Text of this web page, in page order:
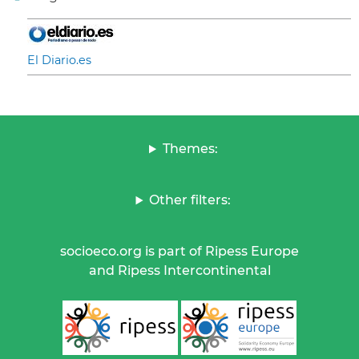
El Diario.es
Themes:
Other filters:
socioeco.org is part of Ripess Europe
and Ripess Intercontinental